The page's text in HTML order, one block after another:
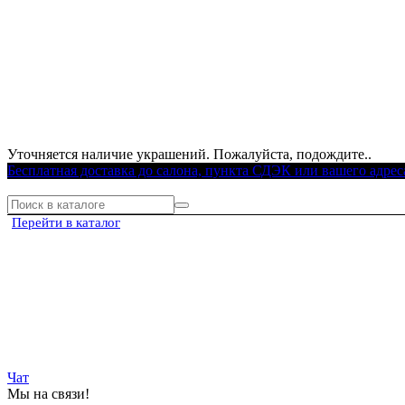
Уточняется наличие украшений. Пожалуйста, подождите..
Бесплатная доставка до салона, пункта СДЭК или вашего
Перейти в каталог
Чат
Мы на связи!